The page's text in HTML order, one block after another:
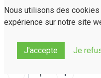
Personnalisation
Taille
Nous utilisons des
expérience sur notre site
J'accepte Je